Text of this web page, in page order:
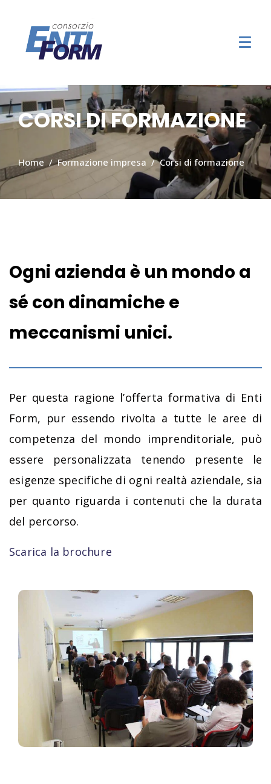
CORSI DI FORMAZIONE
Home Formazione impresa Corsi di formazione
Ogni azienda è un mondo a
sé con dinamiche e
meccanismi unici.
Per questa ragione l’offerta formativa di Enti
Form, pur essendo rivolta a tutte le aree di
competenza del mondo imprenditoriale, può
essere personalizzata tenendo presente le
esigenze specifiche di ogni realtà aziendale, sia
per quanto riguarda i contenuti che la durata
del percorso.
Scarica la brochure